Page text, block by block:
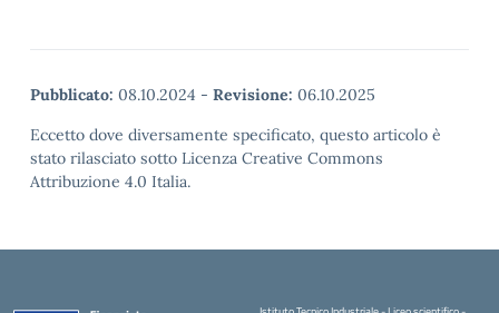
Pubblicato: 08.10.2024 - Revisione: 06.10.2025
Eccetto dove diversamente specificato, questo articolo è
stato rilasciato sotto Licenza Creative Commons
Attribuzione 4.0 Italia.